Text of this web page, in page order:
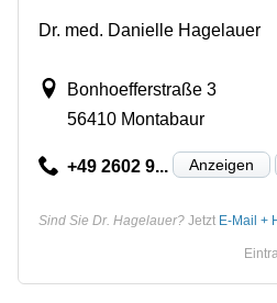
Dr. med. Danielle Hagelauer
Bonhoefferstraße 3
56410 Montabaur
+49 2602 9... Anzeigen
Sind Sie Dr. Hagelauer? Jetzt E-Mail +